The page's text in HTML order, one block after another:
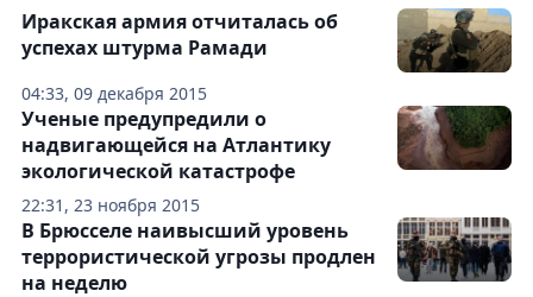
04:33, 09 декабря 2015
Иракская армия отчиталась об
успехах штурма Рамади
22:31, 23 ноября 2015
Ученые предупредили о
надвигающейся на Атлантику
экологической катастрофе
В Брюсселе наивысший уровень
террористической угрозы продлен
на неделю